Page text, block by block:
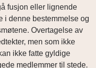
fusjon eller lignende
i denne bestemmelse og
Overtagelse av
men som ikke
ikke fatte gyldige
medlemmer til stede.